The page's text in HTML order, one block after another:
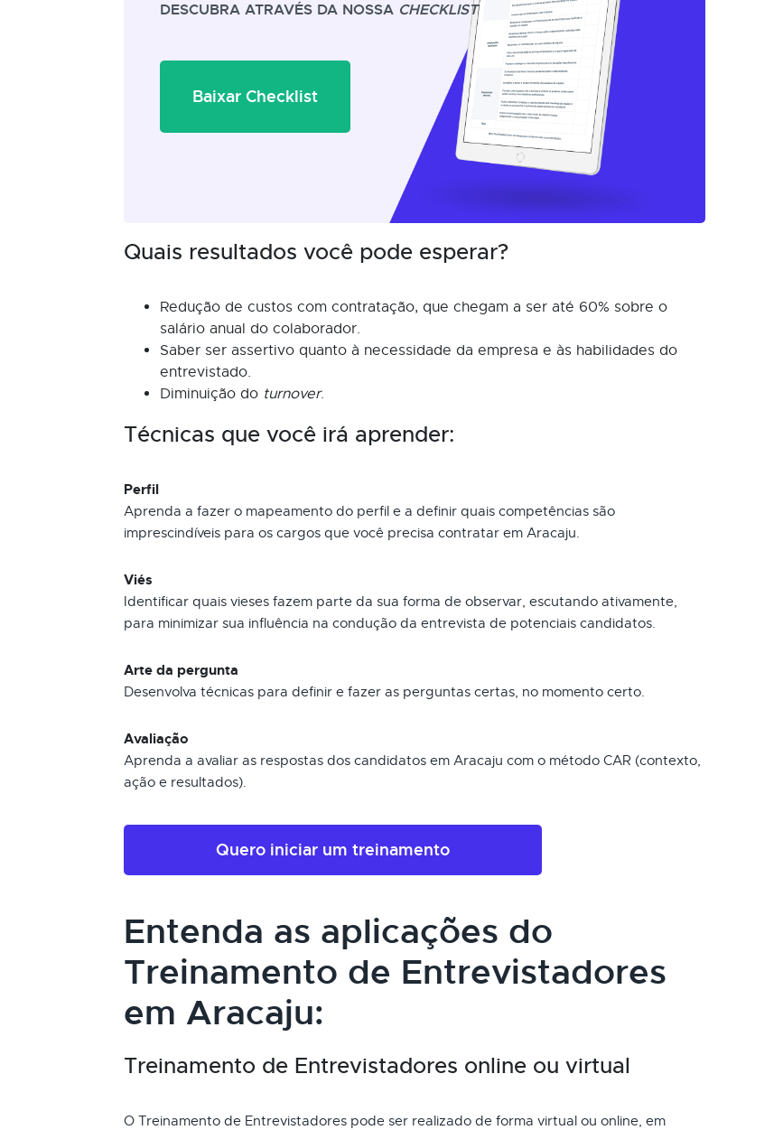
DESCUBRA ATRAVÉS DA NOSSA CHECKLIST
Baixar Checklist
Quais resultados você pode esperar?
Redução de custos com contratação, que chegam a ser até 60% sobre o
salário anual do colaborador.
Saber ser assertivo quanto à necessidade da empresa e às habilidades do
entrevistado.
Diminuição do turnover.
Técnicas que você irá aprender:
Perfil
Aprenda a fazer o mapeamento do perfil e a definir quais competências são
imprescindíveis para os cargos que você precisa contratar em Aracaju.
Viés
Identificar quais vieses fazem parte da sua forma de observar, escutando ativamente,
para minimizar sua influência na condução da entrevista de potenciais candidatos.
Arte da pergunta
Desenvolva técnicas para definir e fazer as perguntas certas, no momento certo.
Avaliação
Aprenda a avaliar as respostas dos candidatos em Aracaju com o método CAR (contexto,
ação e resultados).
Quero iniciar um treinamento
Entenda as aplicações do
Treinamento de Entrevistadores
em Aracaju:
Treinamento de Entrevistadores online ou virtual
O Treinamento de Entrevistadores pode ser realizado de forma virtual ou online, em